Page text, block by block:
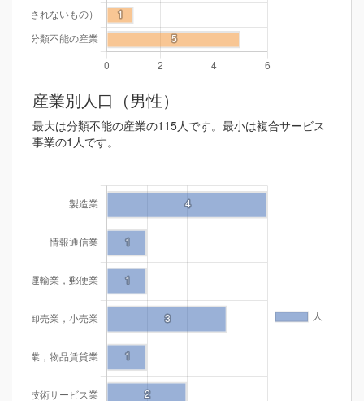
産業別人口（男性）
最大は分類不能の産業の115人です。最小は複合サービス
事業の1人です。